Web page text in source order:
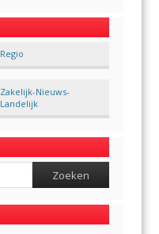
Regio
Zakelijk-Nieuws-
Landelijk